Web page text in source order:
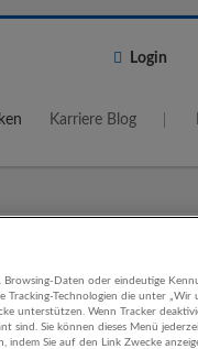
Login
Karriere Blog
5 km
Browsing-Daten oder eindeutige
Tracking-Technologien die unter „Wir
unterstützen. Wenn Tracker
sind. Sie können dieses Menü
Sie auf den Link Zwecke